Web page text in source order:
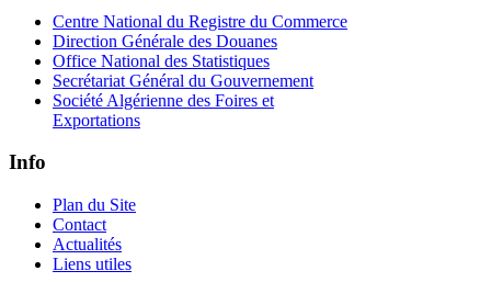
Centre National du Registre du Commerce
Direction Générale des Douanes
Office National des Statistiques
Secrétariat Général du Gouvernement
Société Algérienne des Foires et
Exportations
Info
Plan du Site
Contact
Actualités
Liens utiles